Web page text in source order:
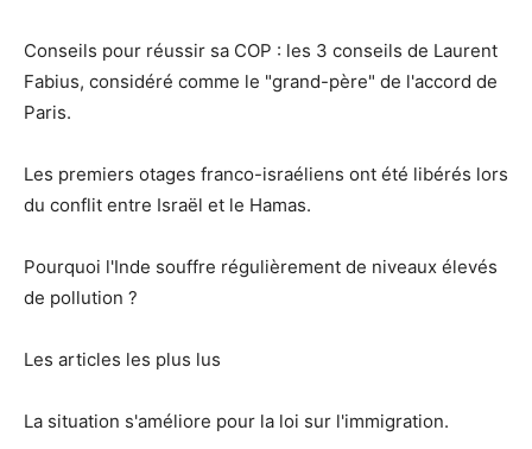
Conseils pour réussir sa COP : les 3 conseils de Laurent
Fabius, considéré comme le "grand-père" de l'accord de
Paris.
Les premiers otages franco-israéliens ont été libérés lors
du conflit entre Israël et le Hamas.
Pourquoi l'Inde souffre régulièrement de niveaux élevés
de pollution ?
Les articles les plus lus
La situation s'améliore pour la loi sur l'immigration.